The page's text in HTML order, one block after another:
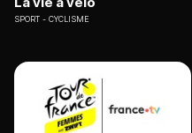
SPORT CYCLISME